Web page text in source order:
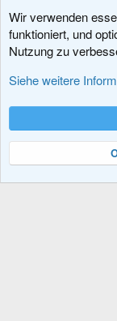
Schlagworte
R
Community platform by
Wir verwenden
funktioniert, und
Nutzung zu
Siehe weitere